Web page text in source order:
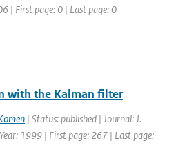
| First page: 0 | Last page: 0
with the Kalman filter
| Status: published | Journal: J.
1999 | First page: 267 | Last page: